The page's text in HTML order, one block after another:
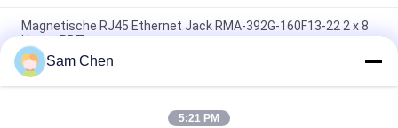
Magnetische RJ45 Ethernet Jack RMA-392G-160F13-22 2 x 8
Haven PBT
RJ45-de Enige Haven van de Netwerkhaven 8P8C Netwerk van
180 Graad het Hoogste Entery
Sam Chen
5:21 PM